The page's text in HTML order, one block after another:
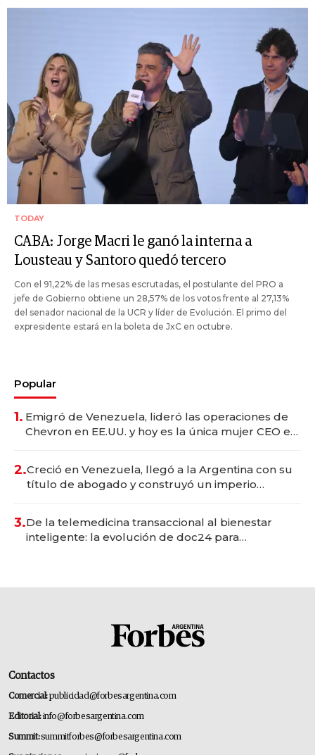
TODAY
CABA: Jorge Macri le ganó la interna a
Lousteau y Santoro quedó tercero
Con el 91,22% de las mesas escrutadas, el postulante del PRO a
jefe de Gobierno obtiene un 28,57% de los votos frente al 27,13%
del senador nacional de la UCR y líder de Evolución. El primo del
expresidente estará en la boleta de JxC en octubre.
Popular
1. Emigró de Venezuela, lideró las operaciones de
Chevron en EE.UU. y hoy es la única mujer CEO en
2.Creció en Venezuela, llegó a la Argentina con su
título de abogado y construyó un imperio
3.De la telemedicina transaccional al bienestar
inteligente: la evolución de doc24 para
Contactos
Comercial:publicidad@forbesargentina.com
Editorial:info@forbesargentina.com
Summit:summitforbes@forbesargentina.com